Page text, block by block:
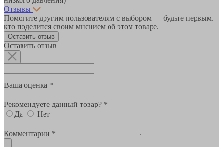
Отзывы
Помогите другим пользователям с выбором — будьте первым,
кто поделится своим мнением об этом товаре.
Оставить отзыв
Оставить отзыв
Ваша оценка *
Рекомендуете данный товар? *
Да
Нет
Комментарии *